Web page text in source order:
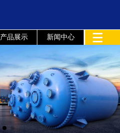
产品展示 新闻中心